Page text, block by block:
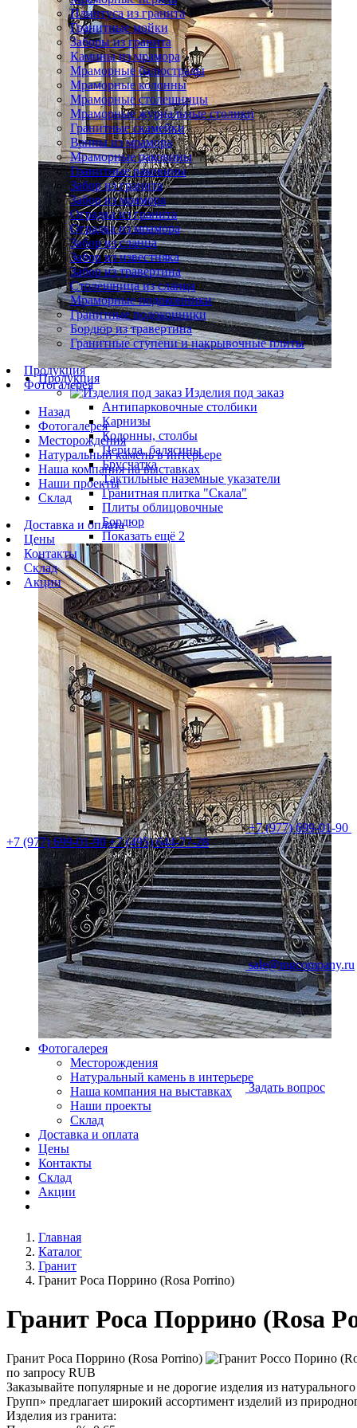
Продукция
Изделия под заказ
Антипарковочные столбики
Карнизы
Колонны, столбы
Перила, балясины
Брусчатка
Тактильные наземные указатели
Гранитная плитка "Скала"
Плиты облицовочные
Бордюр
Показать ещё 2
Фотогалерея
Месторождения
Натуральный камень в интерьере
Наша компания на выставках
Наши проекты
Склад
Доставка и оплата
Цены
Контакты
Склад
Акции
Плинтуса из гранита
Гранитные мойки
Заборы из гранита
Камины из мрамора
Мраморные балюстрады
Мраморные колонны
Мраморные столешницы
Мраморные журнальные столики
Гранитные скамейки
Ванны из мрамора
Мраморные раковины
Гранитные раковины
Забор из гранита
Забор из мрамора
Оградка из гранита
Оградка из мрамора
Забор из сланца
Забор из известняка
Забор из травертина
Столешница из сланца
Мраморные подоконники
Гранитные подоконники
Бордюр из травертина
Гранитные ступени и накрывочные плиты
Продукция
Фотогалерея
Назад
Фотогалерея
Месторождения
Натуральный камень в интерьере
Наша компания на выставках
Наши проекты
Склад
Доставка и оплата
Цены
Контакты
Склад
Акции
+7 (977) 699-01-90
+7 (977) 699-01-90 +7 (495) 644-77-28
sale@mgcompany.ru
Задать вопрос
Главная
Каталог
Гранит
Гранит Роса Поррино (Rosa Porrino)
Гранит Роса Поррино (Rosa
Гранит Роса Поррино (Rosa Porrino)
по запросу RUB
Заказывайте популярные и не дорогие изделия из
Групп» предлагает широкий ассортимент изделий из
Изделия из гранита: